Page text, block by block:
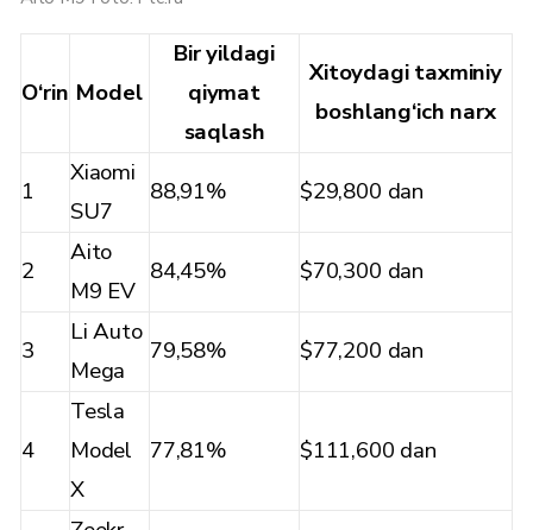
O‘rin Model
Bir yildagi
qiymat
saqlash
Xitoydagi taxminiy
boshlang‘ich narx
1
Xiaomi
SU7
88,91% $29,800 dan
2
Aito
M9 EV
84,45% $70,300 dan
3
Li Auto
Mega
79,58% $77,200 dan
4
Tesla
Model
X
77,81% $111,600 dan